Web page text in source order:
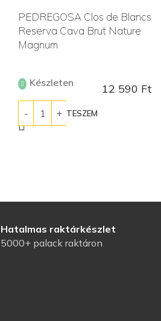
PEDREGOSA Clos de Blancs
Reserva Cava Brut Nature
Magnum
Készleten 12 590 Ft
KOSÁRBA TESZEM
Hatalmas raktárkészlet
5000+ palack raktáron